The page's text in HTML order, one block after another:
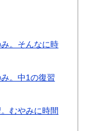
。そんなに時
。中1の復習
むやみに時間